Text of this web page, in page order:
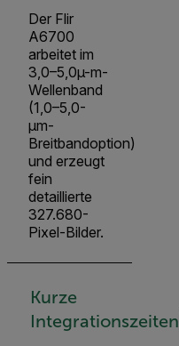
Der Flir
A6700
arbeitet im
3,0–5,0µ-m-
Wellenband
(1,0–5,0-
µm-
Breitbandoption)
und erzeugt
fein
detaillierte
327.680-
Pixel-Bilder.
Kurze
Integrationszeiten